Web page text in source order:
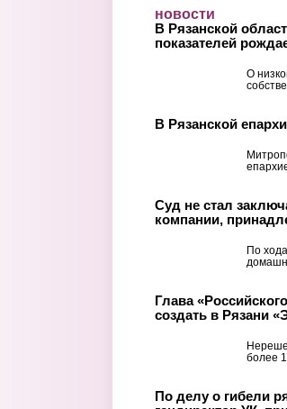
новости
В Рязанской
показателей
О
В Рязанской
Суд не стал
компании,
По
Глава
создать в Рязани
более
По делу о гибели